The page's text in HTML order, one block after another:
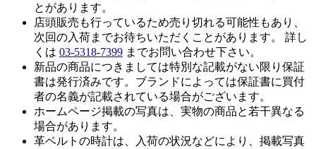
とがあります。
店頭販売も行っているため売り切れる可能性もあり、
次回の入荷までお待ちいただくことがあります。 詳し
くは 03-5318-7399 までお問い合わせ下さい。
新品の商品につきましては特別な記載がない限り保証
書は発行済みです。ブランドによっては保証書に買付
者の名義が記載されている場合がございます。
ホームページ掲載の写真は、実物の商品と若干異なる
場合があります。
革ベルトの時計は、入荷の状況などにより、掲載写真